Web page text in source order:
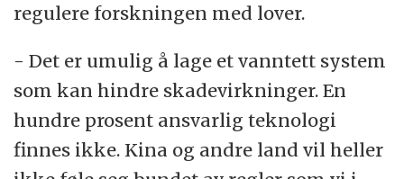
regulere forskningen med lover.
- Det er umulig å lage et vanntett system
som kan hindre skadevirkninger. En
hundre prosent ansvarlig teknologi
finnes ikke. Kina og andre land vil heller